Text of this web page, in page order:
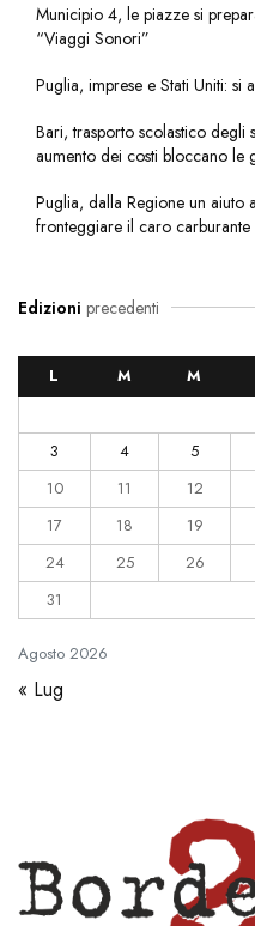
Municipio 4, le piazze si
“Viaggi Sonori”
Puglia, imprese e Stati Uniti:
Bari, trasporto scolastico degli
aumento dei costi bloccano le
Puglia, dalla Regione un aiuto
fronteggiare il caro carburante
Edizioni precedenti
Agosto 2026
L M M
3
4 5
10
11 12
17
18 19
24
25 26
31
« Lug